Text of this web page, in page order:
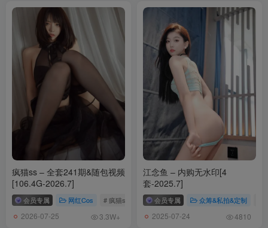
合集目录
Yoko宅夏 NO.026 小野妹子w&白金&前羽 四人彼女电子档 [176P-
3.72GB]
Yoko宅夏 NO.025 时崎狂三（白金）[22P-177MB]
Yoko宅夏 NO.024 索尼子圣诞 [18P-200MB]
Yoko宅夏 NO.023 索尼子旗袍 [18P-163MB]
Yoko宅夏 NO.022 索尼子胶带 [15P-125MB]
Yoko宅夏 NO.021 索尼子赫斯提亚 [15P-113MB]
Yoko宅夏 NO.020 索尼子本毛衣 [18P-131MB]
Yoko宅夏 NO.019 索尼子本婚纱 [18P-128MB]
Yoko宅夏 NO.018 猫咪内衣 [13P-77MB]
Yoko宅夏 NO.017 开胸死库水 [12P-21MB]
疯猫ss – 全套241期&随包视频
[106.4G-2026.7]
会员专属 网红Cos # 疯猫ss
2026-07-25 3.3W+
江念鱼 – 内购无水印[4
套-2025.7]
会员专属 众筹&私拍&定制
2025-07-24 4810